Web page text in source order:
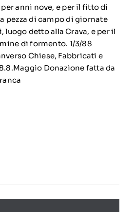
anni nove, e per il fitto di
pezza di campo di giornate
luogo detto alla Crava, e per il
di formento. 1/3/88
Chiese, Fabbricati e
Donazione fatta da